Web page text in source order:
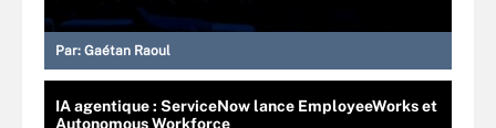
Par: Gaétan Raoul
IA agentique : ServiceNow lance EmployeeWorks et
Autonomous Workforce